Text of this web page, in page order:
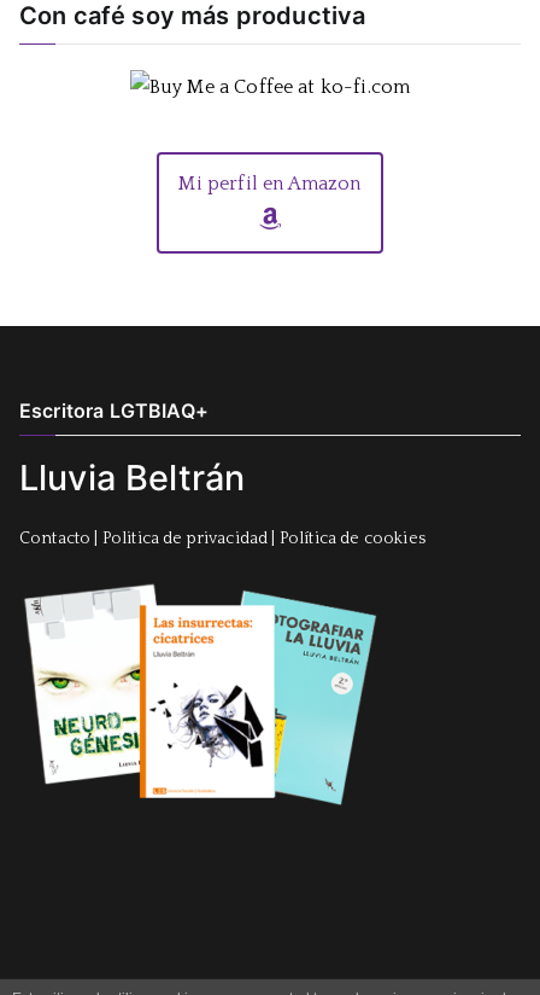
Con café soy más productiva
Mi perfil en Amazon
Escritora LGTBIAQ+
Lluvia Beltrán
Contacto Politica de privacidad Política de cookies